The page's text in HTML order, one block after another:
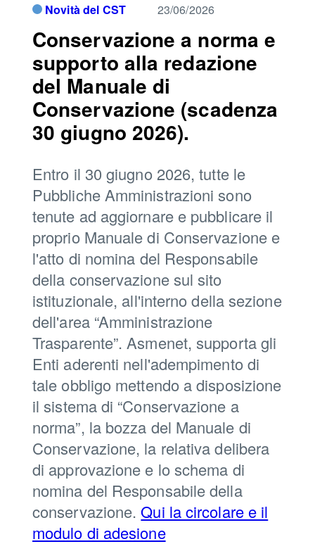
Novità del CST 23/06/2026
Conservazione a norma e
supporto alla redazione
del Manuale di
Conservazione (scadenza
30 giugno 2026).
Entro il 30 giugno 2026, tutte le
Pubbliche Amministrazioni sono
tenute ad aggiornare e pubblicare il
proprio Manuale di Conservazione e
l'atto di nomina del Responsabile
della conservazione sul sito
istituzionale, all'interno della sezione
dell'area “Amministrazione
Trasparente”. Asmenet, supporta gli
Enti aderenti nell'adempimento di
tale obbligo mettendo a disposizione
il sistema di “Conservazione a
norma”, la bozza del Manuale di
Conservazione, la relativa delibera
di approvazione e lo schema di
nomina del Responsabile della
conservazione.Qui la circolare e il
modulo di adesione